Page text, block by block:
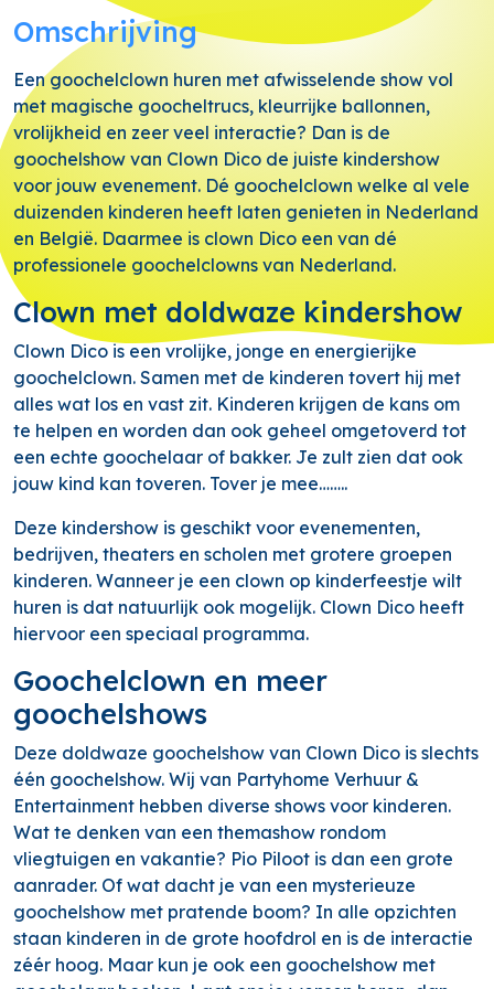
Omschrijving
Een goochelclown huren met afwisselende show vol
met magische goocheltrucs, kleurrijke ballonnen,
vrolijkheid en zeer veel interactie? Dan is de
goochelshow van Clown Dico de juiste kindershow
voor jouw evenement. Dé goochelclown welke al vele
duizenden kinderen heeft laten genieten in Nederland
en België. Daarmee is clown Dico een van dé
professionele goochelclowns van Nederland.
Clown met doldwaze kindershow
Clown Dico is een vrolijke, jonge en energierijke
goochelclown. Samen met de kinderen tovert hij met
alles wat los en vast zit. Kinderen krijgen de kans om
te helpen en worden dan ook geheel omgetoverd tot
een echte goochelaar of bakker. Je zult zien dat ook
jouw kind kan toveren. Tover je mee……..
Deze kindershow is geschikt voor evenementen,
bedrijven, theaters en scholen met grotere groepen
kinderen. Wanneer je een clown op kinderfeestje wilt
huren is dat natuurlijk ook mogelijk. Clown Dico heeft
hiervoor een speciaal programma.
Goochelclown en meer
goochelshows
Deze doldwaze goochelshow van Clown Dico is slechts
één goochelshow. Wij van Partyhome Verhuur &
Entertainment hebben diverse shows voor kinderen.
Wat te denken van een themashow rondom
vliegtuigen en vakantie? Pio Piloot is dan een grote
aanrader. Of wat dacht je van een mysterieuze
goochelshow met pratende boom? In alle opzichten
staan kinderen in de grote hoofdrol en is de interactie
zéér hoog. Maar kun je ook een goochelshow met